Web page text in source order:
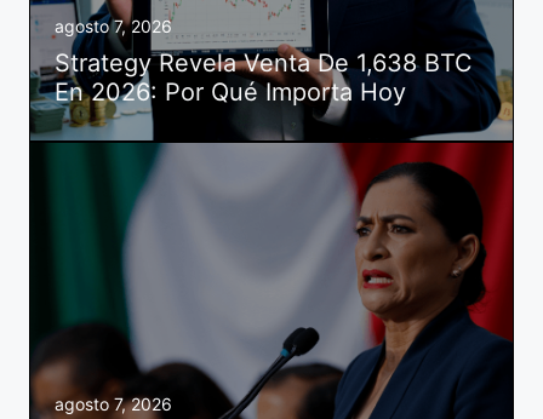
agosto 7, 2026
Strategy Revela Venta De 1,638 BTC
En 2026: Por Qué Importa Hoy
agosto 7, 2026